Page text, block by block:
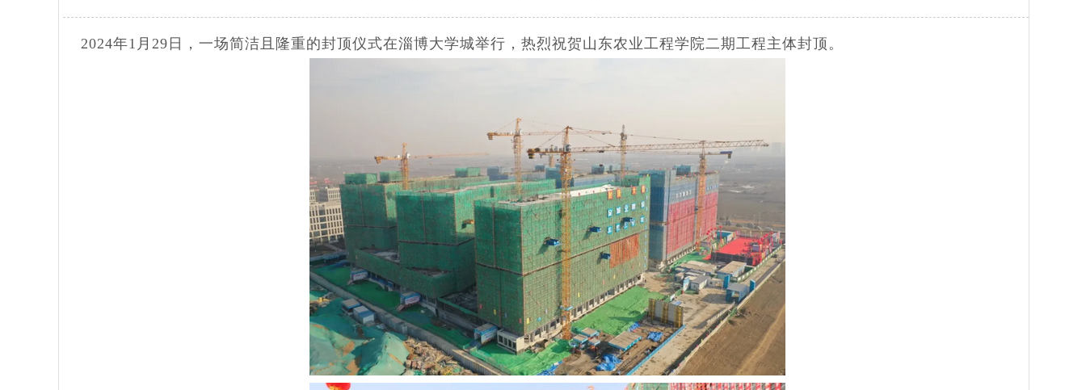
2024年1月29日，一场简洁且隆重的封顶仪式在淄博大学城举行，热烈祝贺山东农业工程学院二期工程主体封顶。